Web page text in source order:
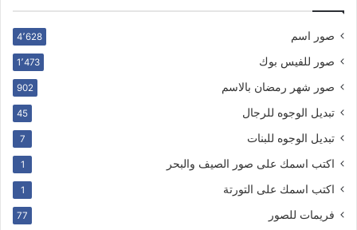
صور اسم 4٬628
صور للفيس بوك 1٬473
صور شهر رمضان بالاسم 902
تبديل الوجوه للرجال 45
تبديل الوجوه للبنات 7
اكتب اسمك على صور الصيف والبحر 1
اكتب اسمك على التورتة 1
فريمات للصور 77